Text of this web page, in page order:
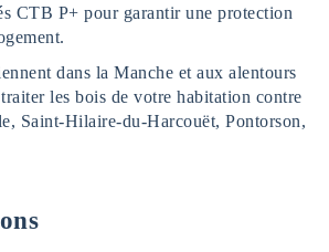
CTB P+ pour garantir une protection
dans la Manche et aux alentours
les bois de votre habitation contre
Saint-Hilaire-du-Harcouët, Pontorson,